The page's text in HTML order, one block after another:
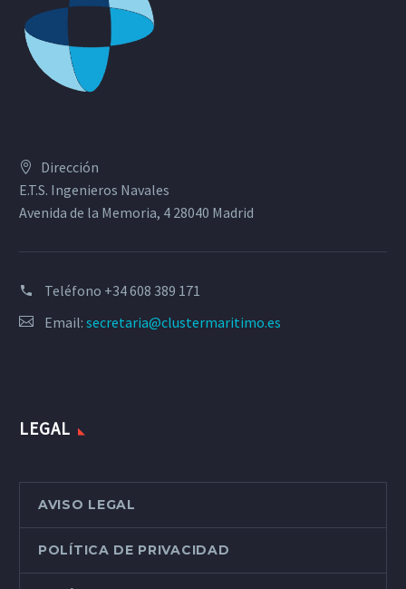
Dirección
E.T.S. Ingenieros Navales
Avenida de la Memoria, 4 28040 Madrid
Teléfono +34 608 389 171
Email: secretaria@clustermaritimo.es
LEGAL
AVISO LEGAL
POLÍTICA DE PRIVACIDAD